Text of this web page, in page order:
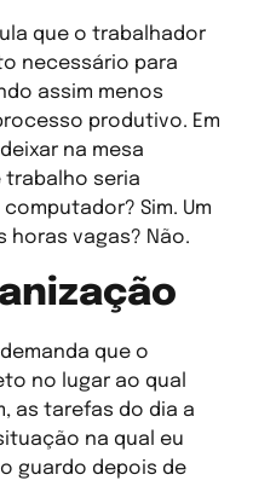
que o trabalhador
necessário para
assim menos
produtivo. Em
na mesa
trabalho seria
Sim. Um
horas vagas? Não.
que o
no lugar ao qual
as tarefas do dia a
na qual eu
guardo depois de